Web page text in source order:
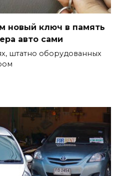
новый ключ в память
авто сами
штатно оборудованных